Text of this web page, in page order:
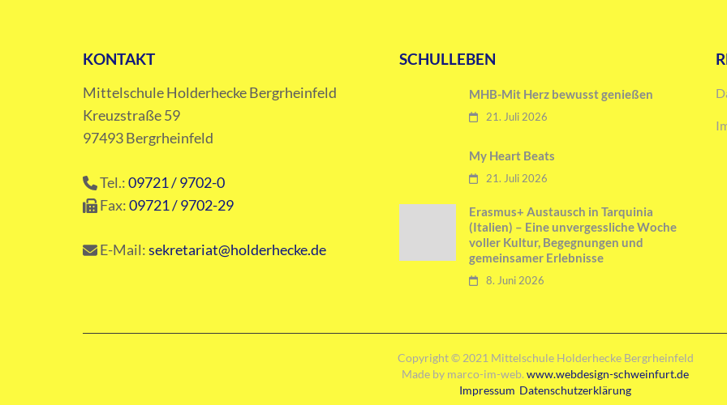
KONTAKT
Mittelschule Holderhecke Bergrheinfeld
Kreuzstraße 59
97493 Bergrheinfeld
Tel.:09721 / 9702-0
Fax:09721 / 9702-29
E-Mail:sekretariat@holderhecke.de
SCHULLEBEN
MHB-Mit Herz bewusst genießen
21. Juli 2026
My Heart Beats
21. Juli 2026
Erasmus+ Austausch in Tarquinia
(Italien) – Eine unvergessliche Woche
voller Kultur, Begegnungen und
gemeinsamer Erlebnisse
8. Juni 2026
Copyright © 2021 Mittelschule Holderhecke Bergrheinfeld
Made by marco-im-web. www.webdesign-schweinfurt.de
Impressum Datenschutzerklärung